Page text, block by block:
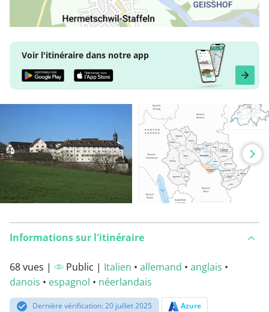
Voir l'itinéraire dans notre app
Informations sur l'itinéraire
68 vues | Public | Italien • allemand • anglais •
danois • espagnol • néerlandais
Dernière vérification: 20 juillet 2025 Azure